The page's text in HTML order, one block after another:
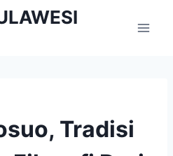
Tradisi